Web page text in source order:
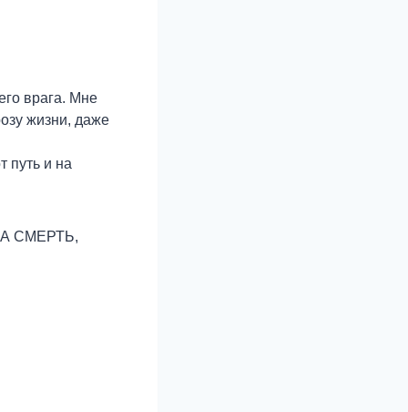
врага. Мне
жизни, даже
путь и на
СМЕРТЬ,